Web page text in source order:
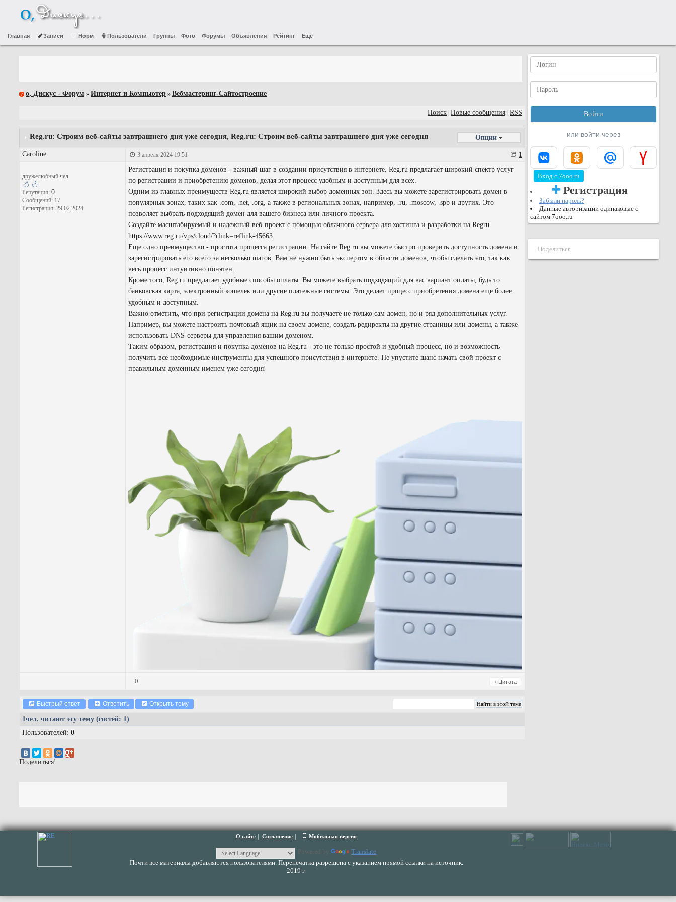
Главная Записи Норм Пользователи Группы Фото Форумы Объявления Рейтинг Ещё
о, Дискус - Форум » Интернет и Компьютер » Вебмастеринг-Сайтостроение
Поиск Новые сообщения RSS
Reg.ru: Строим веб-сайты завтрашнего дня уже сегодня, Reg.ru: Строим веб-сайты завтрашнего дня уже сегодня Опции
Caroline 3 апреля 2024 19:51 1
дружелюбный чел
Репутация: 0
Сообщений: 17
Регистрация: 29.02.2024
Регистрация и покупка доменов - важный шаг в создании присутствия в интернете. Reg.ru предлагает широкий спектр услуг
по регистрации и приобретению доменов, делая этот процесс удобным и доступным для всех.
Одним из главных преимуществ Reg.ru является широкий выбор доменных зон. Здесь вы можете зарегистрировать домен в
популярных зонах, таких как .com, .net, .org, а также в региональных зонах, например, .ru, .moscow, .spb и других. Это
позволяет выбрать подходящий домен для вашего бизнеса или личного проекта.
Создайте масштабируемый и надежный веб-проект с помощью облачного сервера для хостинга и разработки на Regru
https://www.reg.ru/vps/cloud/?rlink=reflink-45663
Еще одно преимущество - простота процесса регистрации. На сайте Reg.ru вы можете быстро проверить доступность домена и
зарегистрировать его всего за несколько шагов. Вам не нужно быть экспертом в области доменов, чтобы сделать это, так как
весь процесс интуитивно понятен.
Кроме того, Reg.ru предлагает удобные способы оплаты. Вы можете выбрать подходящий для вас вариант оплаты, будь то
банковская карта, электронный кошелек или другие платежные системы. Это делает процесс приобретения домена еще более
удобным и доступным.
Важно отметить, что при регистрации домена на Reg.ru вы получаете не только сам домен, но и ряд дополнительных услуг.
Например, вы можете настроить почтовый ящик на своем домене, создать редиректы на другие страницы или домены, а также
использовать DNS-серверы для управления вашим доменом.
Таким образом, регистрация и покупка доменов на Reg.ru - это не только простой и удобный процесс, но и возможность
получить все необходимые инструменты для успешного присутствия в интернете. Не упустите шанс начать свой проект с
правильным доменным именем уже сегодня!
0 + Цитата
Быстрый ответ Ответить Открыть тему
1чел. читают эту тему (гостей: 1)
Пользователей: 0
Поделиться!
или войти через
Вход с 7ooo.ru
Регистрация
Забыли пароль?
Данные авторизации одинаковые с
сайтом 7ooo.ru
Поделиться
О сайте Соглашение Мобильная версия
Powered by
Translate
Почти все материалы добавляются пользователями. Перепечатка разрешена с указанием прямой ссылки на источник.
2019 г.